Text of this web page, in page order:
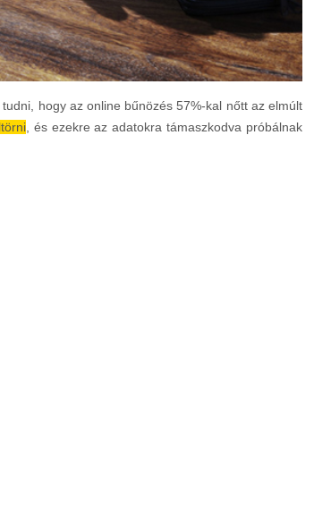
hogy az online bűnözés 57%-kal nőtt az elmúlt
, és ezekre az adatokra támaszkodva próbálnak